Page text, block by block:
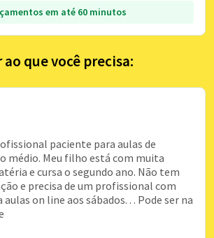
em até 60 minutos
que você precisa:
paciente para aulas de
médio. Meu filho está com muita
e cursa o segundo ano. Não tem
e precisa de um profissional com
on line aos sábados. . . Pode ser na